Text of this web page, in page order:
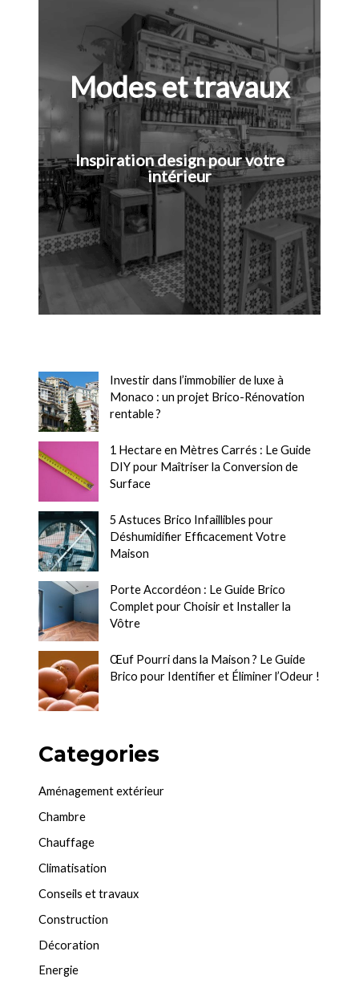
Modes et travaux
Inspiration design pour votre
intérieur
Investir dans l’immobilier de luxe à
Monaco : un projet Brico-Rénovation
rentable ?
1 Hectare en Mètres Carrés : Le Guide
DIY pour Maîtriser la Conversion de
Surface
5 Astuces Brico Infaillibles pour
Déshumidifier Efficacement Votre
Maison
Porte Accordéon : Le Guide Brico
Complet pour Choisir et Installer la
Vôtre
Œuf Pourri dans la Maison ? Le Guide
Brico pour Identifier et Éliminer l’Odeur !
Categories
Aménagement extérieur
Chambre
Chauffage
Climatisation
Conseils et travaux
Construction
Décoration
Energie